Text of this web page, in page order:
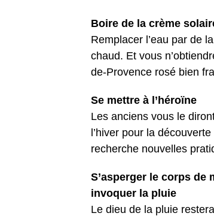
Boire de la crème
Remplacer l’eau par de
chaud. Et vous
de-Provence rosé bien
Se mettre à l’héroïne
Les anciens vous le
l’hiver pour la
recherche nouvelles
S’asperger le corps de
invoquer la pluie
Le dieu de la pluie